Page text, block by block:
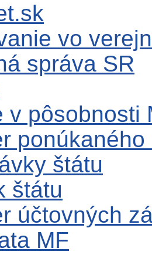
vo
správa SR
v pôsobnosti
štátu
štátu
účtovných
MF